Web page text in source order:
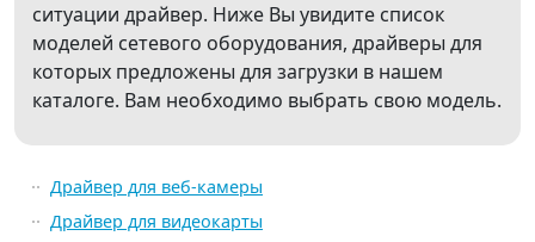
ситуации драйвер. Ниже Вы увидите список
моделей сетевого оборудования, драйверы для
которых предложены для загрузки в нашем
каталоге. Вам необходимо выбрать свою модель.
Драйвер для веб-камеры
Драйвер для видеокарты